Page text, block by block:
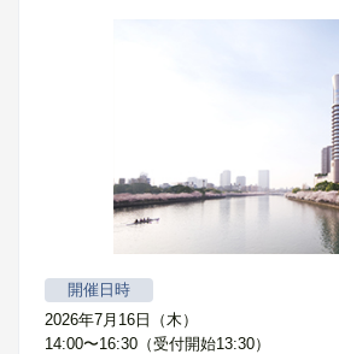
開催日時
2026年7月16日（木）
14:00〜16:30（受付開始13:30）